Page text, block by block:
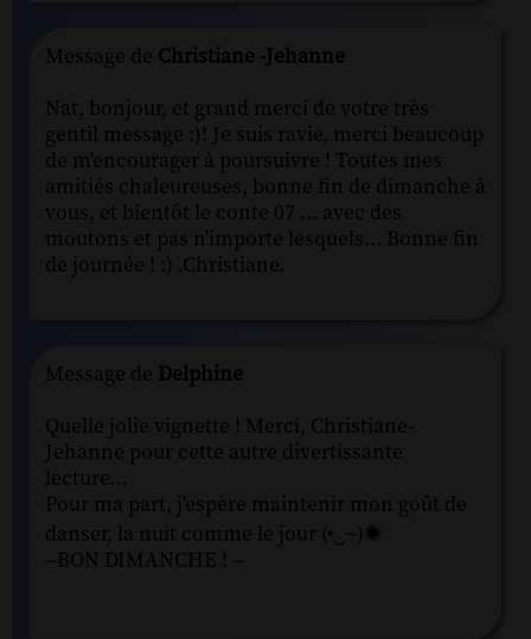
Message de Christiane -Jehanne
Nat, bonjour, et grand merci de votre très
gentil message :)! Je suis ravie, merci beaucoup
de m'encourager à poursuivre ! Toutes mes
amitiés chaleureuses, bonne fin de dimanche à
vous, et bientôt le conte 07 ... avec des
moutons et pas n'importe lesquels... Bonne fin
de journée ! :) .Christiane.
Message de Delphine
Quelle jolie vignette ! Merci, Christiane-
Jehanne pour cette autre divertissante
lecture...
Pour ma part, j'espère maintenir mon goût de
danser, la nuit comme le jour (•‿~)✺
--BON DIMANCHE ! --